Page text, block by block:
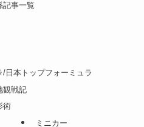
記事一覧
/日本トップフォーミュラ
観戦記
術
ミニカー